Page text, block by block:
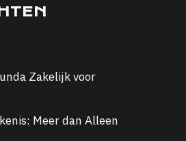
Zakelijk voor
Meer dan Alleen